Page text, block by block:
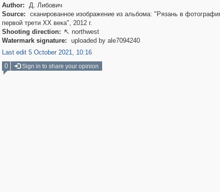
Author:
Д. Либович
Source:
сканированное изображение из альбома: "Рязань в
первой трети XX века", 2012 г.
Shooting direction:  northwest
Watermark signature:
uploaded by ale7094240
Last edit 5 October 2021, 10:16
0
Sign in to share your opinion